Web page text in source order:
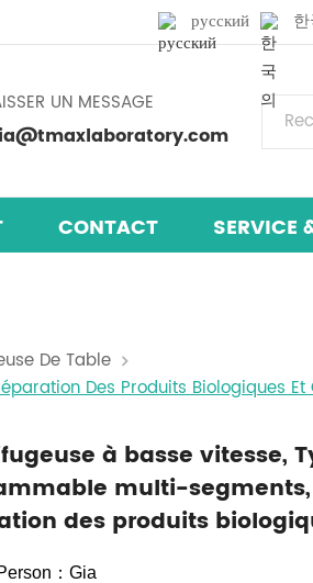
русский
UN MESSAGE
CONTACT SERVICE
De Table
Des Produits Biologiques
à basse vitesse,
multi-
des produits
：Gia